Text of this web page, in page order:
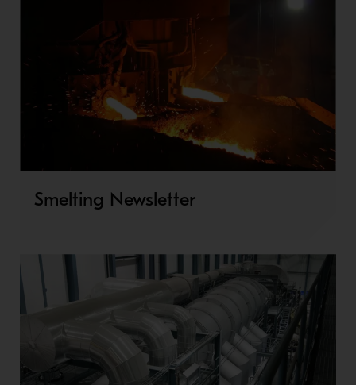
Smelting Newsletter